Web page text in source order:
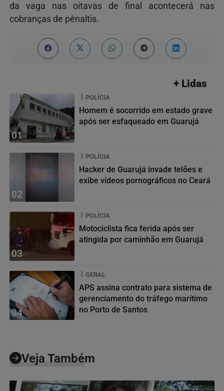
da vaga nas oitavas de final acontecerá nas
cobranças de pênaltis.
+ Lidas
01
POLÍCIA
Homem é socorrido em estado grave
após ser esfaqueado em Guarujá
02
POLÍCIA
Hacker de Guarujá invade telões e
exibe vídeos pornográficos no Ceará
03
POLÍCIA
Motociclista fica ferida após ser
atingida por caminhão em Guarujá
04
GERAL
APS assina contrato para sistema de
gerenciamento do tráfego marítimo
no Porto de Santos
Veja Também